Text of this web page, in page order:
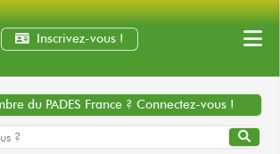
Inscrivez-vous !
du PADES France ? Connectez-vous !